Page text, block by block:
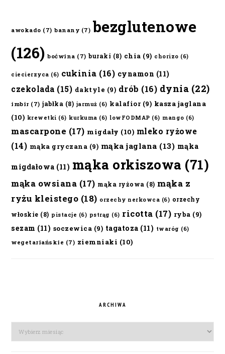
awokado (7) banany (7) bezglutenowe
(126) boćwina (7) buraki (8) chia (9) chorizo (6)
ciecierzyca (6) cukinia (16) cynamon (11)
czekolada (15) daktyle (9) drób (16) dynia (22)
imbir (7) jabłka (8) jarmuż (6) kalafior(9) kasza jaglana
(10) krewetki (6) kurkuma (6) lowFODMAP (6) mango (6)
mascarpone (17) migdały (10) mleko ryżowe
(14) mąka gryczana (9) mąka jaglana (13) mąka
migdałowa (11) mąka orkiszowa (71)
mąka owsiana (17) mąka ryżowa (8) mąka z
ryżu kleistego (18) orzechy nerkowca (6) orzechy
włoskie (8) pistacje (6) pstrąg (6) ricotta (17) ryba (9)
sezam (11) soczewica (9) tagatoza (11) twaróg (6)
wegetariańskie (7) ziemniaki (10)
ARCHIWA
Archiwa